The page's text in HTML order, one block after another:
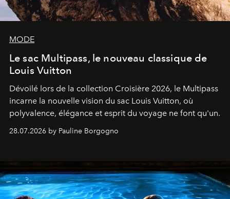
MODE
Le sac Multipass, le nouveau classique de
Louis Vuitton
Dévoilé lors de la collection Croisière 2026, le Multipass
incarne la nouvelle vision du sac Louis Vuitton, où
polyvalence, élégance et esprit du voyage ne font qu'un.
28.07.2026 by Pauline Borgogno